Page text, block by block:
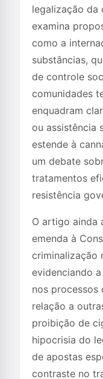
legalização da
examina
como a
substâncias,
de controle
comunidades
enquadram
ou assistência
estende à
um debate
tratamentos
resistência
O artigo ainda
emenda à
criminalização
evidenciando
nos processos
relação a
proibição de
hipocrisia do
de apostas
contraste no